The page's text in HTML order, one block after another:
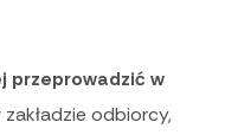
przeprowadzić w
zakładzie odbiorcy,